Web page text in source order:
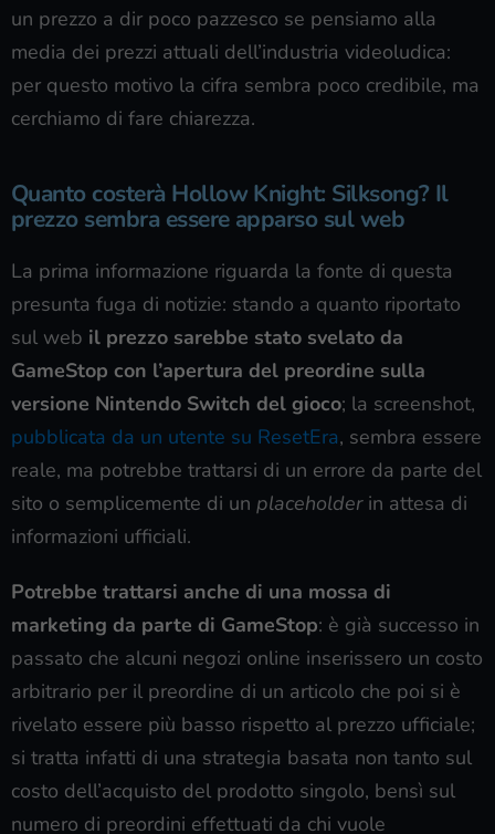
un prezzo a dir poco pazzesco se pensiamo alla
media dei prezzi attuali dell’industria videoludica:
per questo motivo la cifra sembra poco credibile, ma
cerchiamo di fare chiarezza.
Quanto costerà Hollow Knight: Silksong? Il
prezzo sembra essere apparso sul web
La prima informazione riguarda la fonte di questa
presunta fuga di notizie: stando a quanto riportato
sul web il prezzo sarebbe stato svelato da
GameStop con l’apertura del preordine sulla
versione Nintendo Switch del gioco; la screenshot,
pubblicata da un utente su ResetEra, sembra essere
reale, ma potrebbe trattarsi di un errore da parte del
sito o semplicemente di un placeholder in attesa di
informazioni ufficiali.
Potrebbe trattarsi anche di una mossa di
marketing da parte di GameStop: è già successo in
passato che alcuni negozi online inserissero un costo
arbitrario per il preordine di un articolo che poi si è
rivelato essere più basso rispetto al prezzo ufficiale;
si tratta infatti di una strategia basata non tanto sul
costo dell’acquisto del prodotto singolo, bensì sul
numero di preordini effettuati da chi vuole